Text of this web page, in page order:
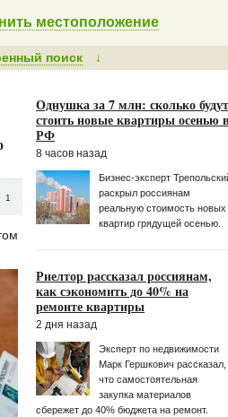
местоположение
поиск ↓
1
Однушка за 7 млн: сколько будут
стоить новые квартиры осенью в
РФ
8 часов назад
Бизнес-эксперт
раскрыл россиянам
реальную стоимость новых
квартир грядущей осенью.
Риелтор рассказал россиянам,
как сэкономить до 40% на
ремонте квартиры
2 дня назад
Эксперт по недвижимости
Марк Гершкoвич рассказал,
что самостоятельная
закупка материалов
сбережет до 40% бюджета на ремонт.